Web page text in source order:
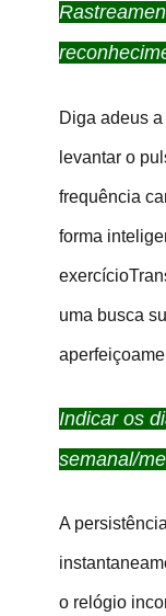
Diga adeus
levantar o
frequência
forma
uma busca
Indicar os
semanal/
A
o relógio